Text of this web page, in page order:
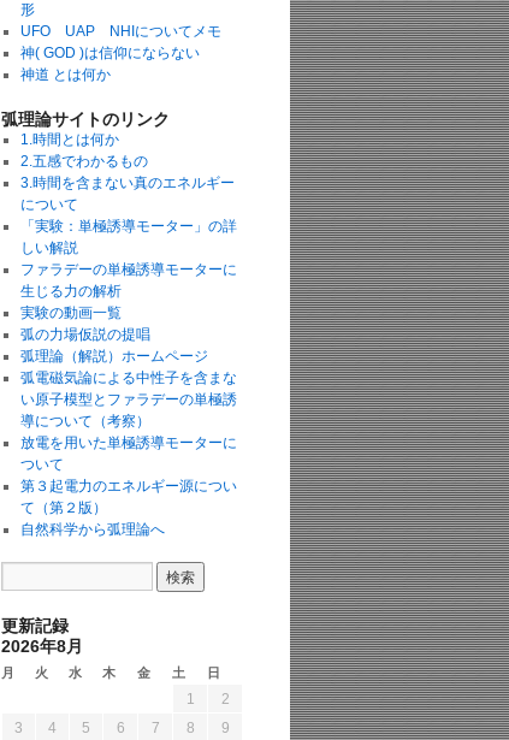
形
UFO UAP NHIについてメモ
神( GOD )は信仰にならない
神道 とは何か
弧理論サイトのリンク
1.時間とは何か
2.五感でわかるもの
3.時間を含まない真のエネルギー
について
「実験：単極誘導モーター」の詳
しい解説
ファラデーの単極誘導モーターに
生じる力の解析
実験の動画一覧
弧の力場仮説の提唱
弧理論（解説）ホームページ
弧電磁気論による中性子を含まな
い原子模型とファラデーの単極誘
導について（考察）
放電を用いた単極誘導モーターに
ついて
第３起電力のエネルギー源につい
て（第２版）
自然科学から弧理論へ
更新記録
2026年8月
月 火 水 木 金 土 日
1
2
3
4 5 6 7 8
9